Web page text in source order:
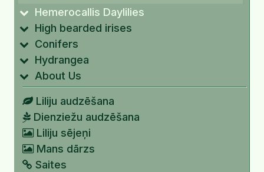
Hemerocallis Daylilies
High bearded irises
Conifers
Hydrangea
About Us
Liliju audzēšana
Dienziežu audzēšana
Liliju sējeņi
Mans dārzs
Saites